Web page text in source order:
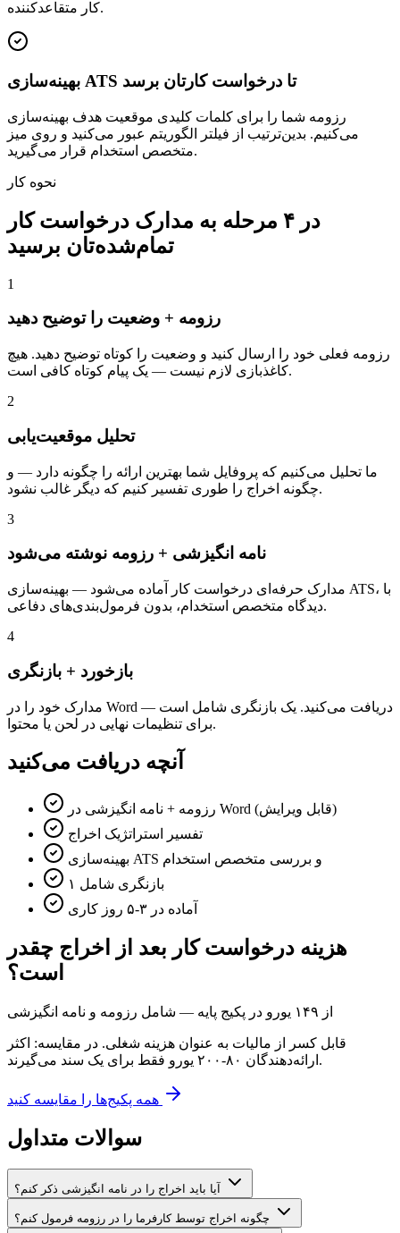
کار متقاعدکننده.
بهینه‌سازی ATS تا درخواست کارتان برسد
رزومه شما را برای کلمات کلیدی موقعیت هدف بهینه‌سازی
می‌کنیم. بدین‌ترتیب از فیلتر الگوریتم عبور می‌کنید و روی میز
متخصص استخدام قرار می‌گیرید.
نحوه کار
در ۴ مرحله به مدارک درخواست کار
تمام‌شده‌تان برسید
1
رزومه + وضعیت را توضیح دهید
رزومه فعلی خود را ارسال کنید و وضعیت را کوتاه توضیح دهید. هیچ
کاغذبازی لازم نیست — یک پیام کوتاه کافی است.
2
تحلیل موقعیت‌یابی
ما تحلیل می‌کنیم که پروفایل شما بهترین ارائه را چگونه دارد — و
چگونه اخراج را طوری تفسیر کنیم که دیگر غالب نشود.
3
نامه انگیزشی + رزومه نوشته می‌شود
مدارک حرفه‌ای درخواست کار آماده می‌شود — بهینه‌سازی ATS، با
دیدگاه متخصص استخدام، بدون فرمول‌بندی‌های دفاعی.
4
بازخورد + بازنگری
مدارک خود را در Word دریافت می‌کنید. یک بازنگری شامل است —
برای تنظیمات نهایی در لحن یا محتوا.
آنچه دریافت می‌کنید
رزومه + نامه انگیزشی در Word (قابل ویرایش)
تفسیر استراتژیک اخراج
بهینه‌سازی ATS و بررسی متخصص استخدام
۱ بازنگری شامل
آماده در ۳-۵ روز کاری
هزینه درخواست کار بعد از اخراج چقدر
است؟
از ۱۴۹ یورو در پکیج پایه — شامل رزومه و نامه انگیزشی
قابل کسر از مالیات به عنوان هزینه شغلی. در مقایسه: اکثر
ارائه‌دهندگان ۸۰-۲۰۰ یورو فقط برای یک سند می‌گیرند.
سوالات متداول
آیا باید اخراج را در نامه انگیزشی ذکر کنم؟
چگونه اخراج توسط کارفرما را در رزومه فرمول کنم؟